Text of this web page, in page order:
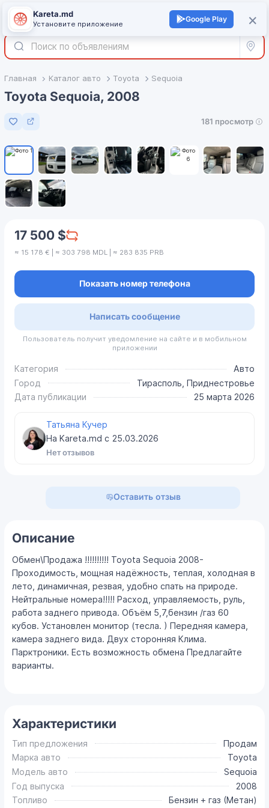
Войти +
Все
Главная Каталог авто Toyota Sequoia
Toyota Sequoia, 2008
Добавить в избранное
181 просмотр
17 500 $
≈ 15 178 € | ≈ 303 798 MDL | ≈ 283 835 PRB
Показать номер телефона
Написать сообщение
Пользователь получит уведомление на сайте и в мобильном
приложении
Категория
Авто
Город
Тирасполь, Приднестровье
Дата публикации
25 марта 2026
Татьяна Кучер
На Kareta.md с 25.03.2026
Нет отзывов
Оставить отзыв
Описание
Обмен\Продажа !!!!!!!!!! Toyota Sequoia 2008-
Проходимость, мощная надёжность, теплая, холодная в
лето, динамичная, резвая, удобно спать на природе.
Нейтральные номера!!!!! Расход, управляемость, руль,
работа заднего привода. Объём 5,7,бензин /газ 60
кубов. Установлен монитор (тесла. ) Передняя камера,
камера заднего вида. Двух сторонняя Клима.
Парктроники. Есть возможность обмена Предлагайте
варианты.
Характеристики
Тип предложения
Продам
Марка авто
Toyota
Модель авто
Sequoia
Год выпуска
2008
Топливо
Бензин + газ (Метан)
×
Kareta.md
Установите приложение
Google Play